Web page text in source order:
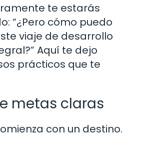
te estarás
“¿Pero cómo puedo
viaje de desarrollo
Aquí te dejo
prácticos que te
metas claras
con un destino.